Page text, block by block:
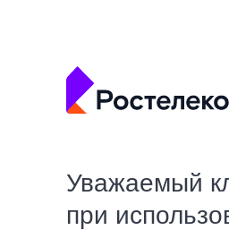
Уважаемый
при